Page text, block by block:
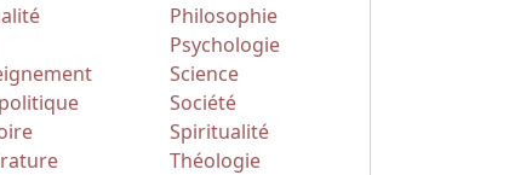
Philosophie
Psychologie
Science
Société
Spiritualité
Théologie